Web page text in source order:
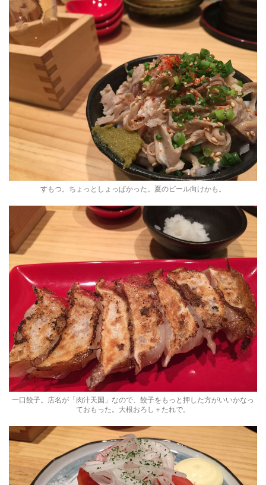
すもつ。ちょっとしょっぱかった。夏のビール向けかも。
一口餃子。店名が「肉汁天国」なので、餃子をもっと押した方がいいかなっ
ておもった。大根おろし＋たれで。